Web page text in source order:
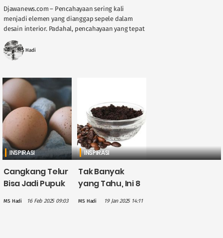
Djawanews.com – Pencahayaan sering kali
menjadi elemen yang dianggap sepele dalam
desain interior. Padahal, pencahayaan yang tepat
tetapi juga memengaruhi kenyamanan, efisiensi
....
MS Hadi
INSPIRASI
Cangkang Telur
Bisa Jadi Pupuk
Alami untuk
MS Hadi 16 Feb 2025 09:03
INSPIRASI
Tak Banyak
yang Tahu, Ini 8
Ampas Kopi
MS Hadi 19 Jan 2025 14:11